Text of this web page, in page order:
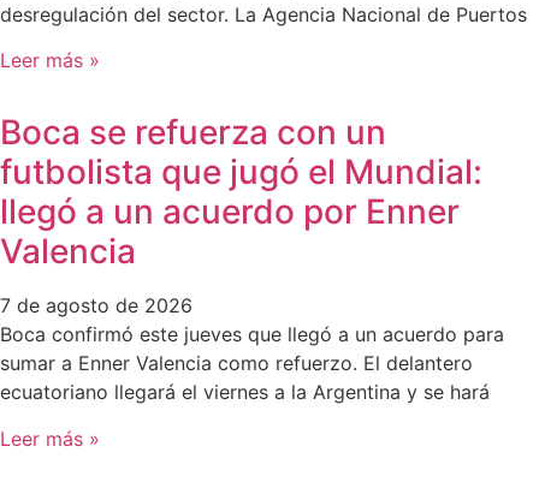
desregulación del sector. La Agencia Nacional de Puertos
Leer más »
Boca se refuerza con un
futbolista que jugó el Mundial:
llegó a un acuerdo por Enner
Valencia
7 de agosto de 2026
Boca confirmó este jueves que llegó a un acuerdo para
sumar a Enner Valencia como refuerzo. El delantero
ecuatoriano llegará el viernes a la Argentina y se hará
Leer más »